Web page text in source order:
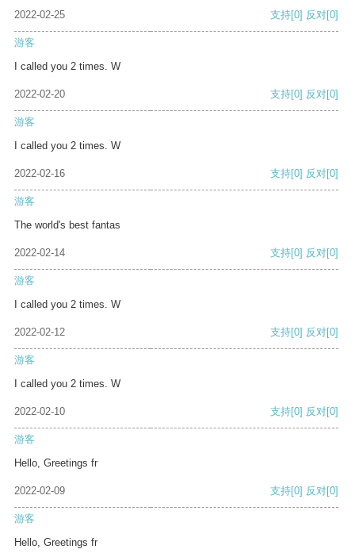
2022-02-25 支持[0] 反对[0]
游客
I called you 2 times. W
2022-02-20 支持[0] 反对[0]
游客
I called you 2 times. W
2022-02-16 支持[0] 反对[0]
游客
The world's best fantas
2022-02-14 支持[0] 反对[0]
游客
I called you 2 times. W
2022-02-12 支持[0] 反对[0]
游客
I called you 2 times. W
2022-02-10 支持[0] 反对[0]
游客
Hello, Greetings fr
2022-02-09 支持[0] 反对[0]
游客
Hello, Greetings fr